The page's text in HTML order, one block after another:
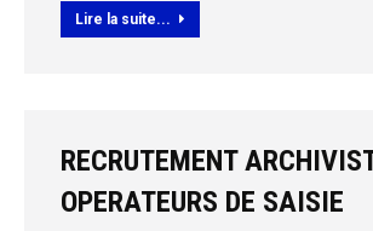
Lire la suite...
RECRUTEMENT
OPERATEURS DE SAISIE